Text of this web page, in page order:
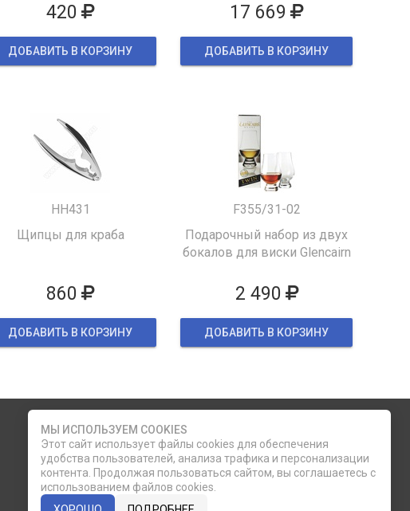
420
ДОБАВИТЬ В КОРЗИНУ
17 669
ДОБАВИТЬ В КОРЗИНУ
HH431
Щипцы для краба
860
ДОБАВИТЬ В КОРЗИНУ
F355/31-02
Подарочный набор из двух
бокалов для виски Glencairn
2 490
ДОБАВИТЬ В КОРЗИНУ
Служба клиентской поддержки
ОБРАТНЫЙ ЗВОНОК phone
МЫ ИСПОЛЬЗУЕМ COOKIES
Этот сайт использует файлы cookies для обеспечения
удобства пользователей, анализа трафика и персонализации
контента. Продолжая пользоваться сайтом, вы соглашаетесь с
использованием файлов cookies.